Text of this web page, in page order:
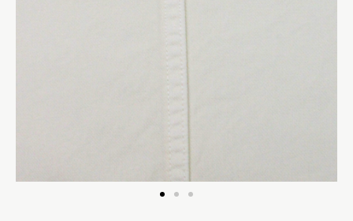
La Stagione Autunno/Inverno
La Stagione Primavera/Estate
Le sotto-collezioni
Le caratteristiche